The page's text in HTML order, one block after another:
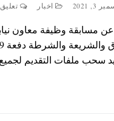
3, 2021 اخبار تعليق 0